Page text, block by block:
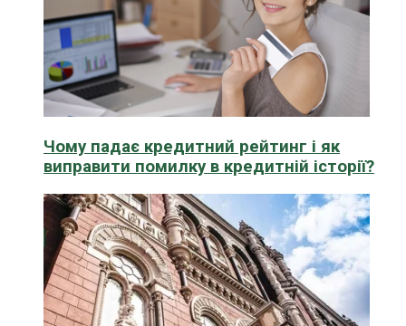
Чому падає кредитний рейтинг і як
виправити помилку в кредитній історії?